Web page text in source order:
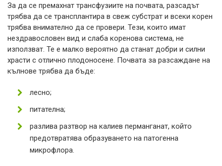
За да се премахнат трансфузиите на почвата, разсадът
трябва да се трансплантира в свеж субстрат и всеки корен
трябва внимателно да се провери. Тези, които имат
нездравословен вид и слаба коренова система, не
използват. Те е малко вероятно да станат добри и силни
храсти с отлично плодоносене. Почвата за разсаждане на
кълнове трябва да бъде:
лесно;
питателна;
разлива разтвор на калиев перманганат, който
предотвратява образуването на патогенна
микрофлора.